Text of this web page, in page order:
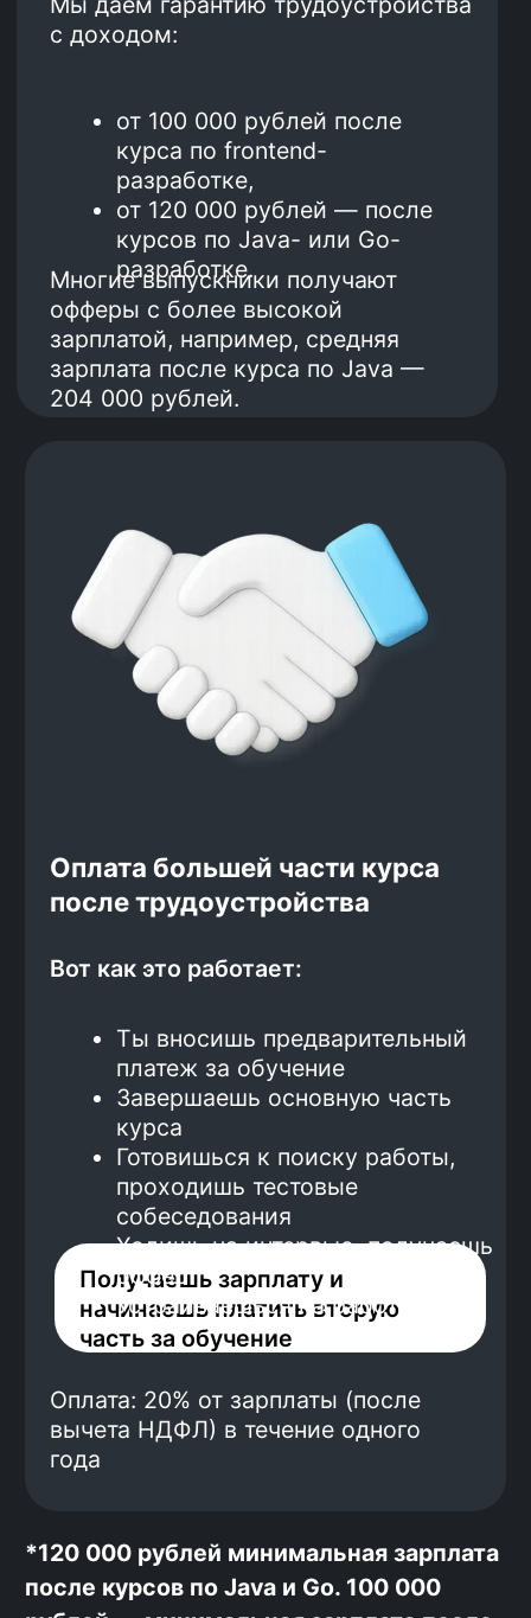
+7
Направление
Нажимая на кнопку, я соглашаюсь с
Политикой конфиденциальности
офертойKata Academy
Я согласен на обработкуперсональных
данных
Я согласен на рассылку электронных
сообщений